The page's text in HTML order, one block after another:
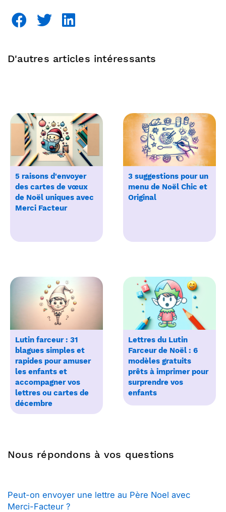
D'autres articles intéressants
5 raisons d'envoyer
des cartes de vœux
de Noël uniques avec
Merci Facteur
3 suggestions pour un
menu de Noël Chic et
Original
Lutin farceur : 31
blagues simples et
rapides pour amuser
les enfants et
accompagner vos
lettres ou cartes de
décembre
Lettres du Lutin
Farceur de Noël : 6
modèles gratuits
prêts à imprimer pour
surprendre vos
enfants
Nous répondons à vos questions
Peut-on envoyer une lettre au Père Noel avec
Merci-Facteur ?